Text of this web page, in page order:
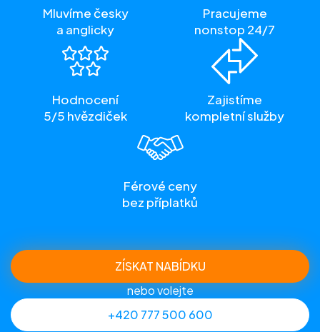
Mluvíme česky
a anglicky
Pracujeme
nonstop 24/7
Hodnocení
5/5 hvězdiček
Zajistíme
kompletní služby
Férové ceny
bez příplatků
ZÍSKAT NABÍDKU
nebo volejte
+420 777 500 600